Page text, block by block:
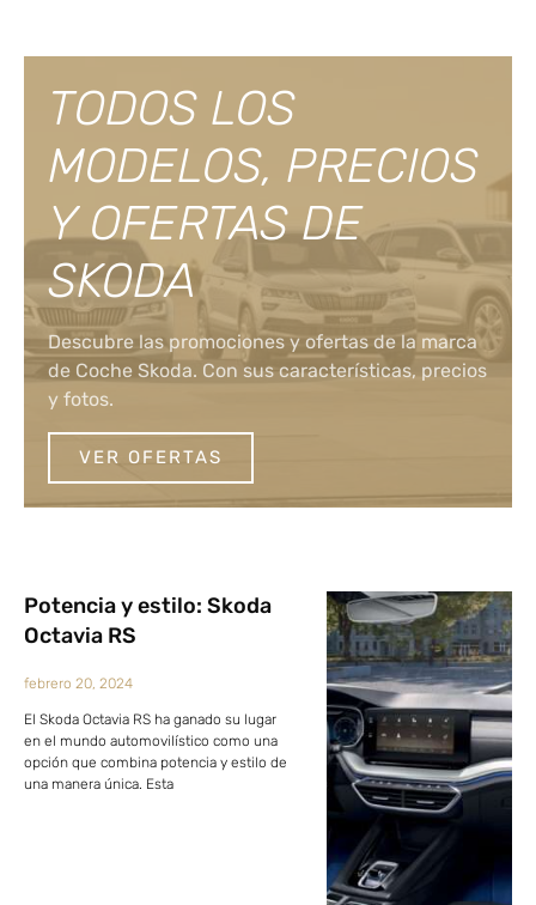
TODOS LOS
MODELOS, PRECIOS
Y OFERTAS DE
SKODA
Descubre las promociones y ofertas de la marca
de Coche Skoda. Con sus características, precios
y fotos.
VER OFERTAS
Potencia y estilo: Skoda
Octavia RS
febrero 20, 2024
El Skoda Octavia RS ha ganado su lugar
en el mundo automovilístico como una
opción que combina potencia y estilo de
una manera única. Esta